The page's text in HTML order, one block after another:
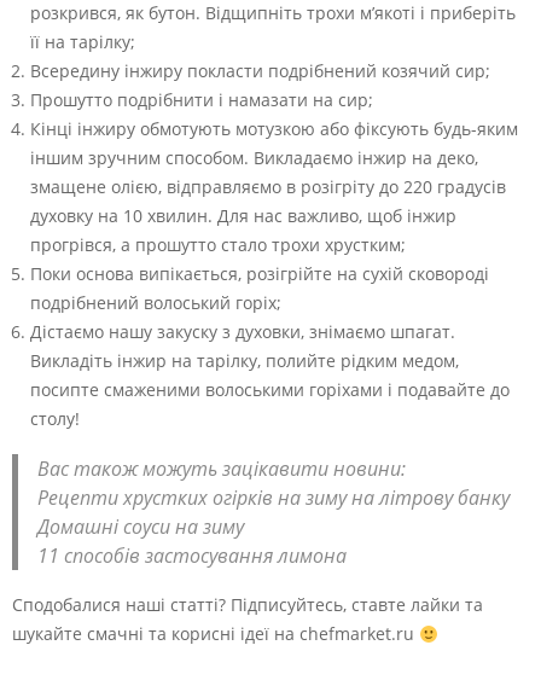
розкрився, як бутон. Відщипніть трохи м’якоті і приберіть
її на тарілку;
Всередину інжиру покласти подрібнений козячий сир;
Прошутто подрібнити і намазати на сир;
Кінці інжиру обмотують мотузкою або фіксують будь-яким
іншим зручним способом. Викладаємо інжир на деко,
змащене олією, відправляємо в розігріту до 220 градусів
духовку на 10 хвилин. Для нас важливо, щоб інжир
прогрівся, а прошутто стало трохи хрустким;
Поки основа випікається, розігрійте на сухій сковороді
подрібнений волоський горіх;
Дістаємо нашу закуску з духовки, знімаємо шпагат.
Викладіть інжир на тарілку, полийте рідким медом,
посипте смаженими волоськими горіхами і подавайте до
столу!
Вас також можуть зацікавити новини:
Рецепти хрустких огірків на зиму на літрову банку
Домашні соуси на зиму
11 способів застосування лимона
Сподобалися наші статті? Підписуйтесь, ставте лайки та
шукайте смачні та корисні ідеї на chefmarket.ru